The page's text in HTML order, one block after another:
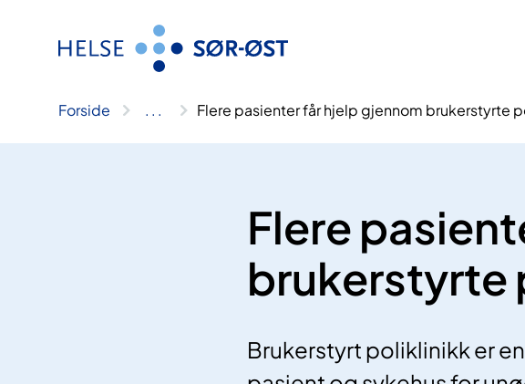
Forside .. . Flere pasienter får hjelp gjennom brukerstyrte
Flere
brukerstyrte
Brukerstyrt poliklinikk er